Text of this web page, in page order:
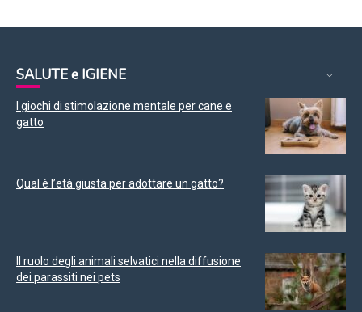
SALUTE e IGIENE
I giochi di stimolazione mentale per cane e
gatto
Qual è l’età giusta per adottare un gatto?
Il ruolo degli animali selvatici nella diffusione
dei parassiti nei pets